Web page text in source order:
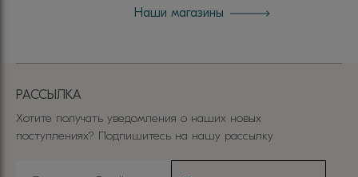
Наши магазины
РАССЫЛКА
Хотите получать уведомления о наших новых
поступлениях? Подпишитесь на нашу рассылку